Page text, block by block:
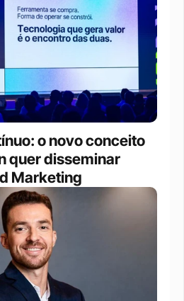
o novo conceito
quer disseminar
Marketing